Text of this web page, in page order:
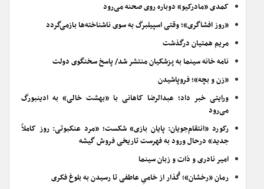
کمدی «مادرکیو» دوباره روی صحنه می‌رود
«روز افشاگری»؛ وقتی اسپیلبرگ به سوی ناشناخته‌ها بازمی‌گردد
مریم همتیان درگذشت
نامه خانه سینما به پزشکیان منتشر شد/ پاسخ سخنگوی دولت
«زن و بچه»؛ فروپاشیدن
ورایتی خبر داد؛ عبدالرضا کاهانی با «بهشت خالی» به ادینبورگ
می‌رود
رکورد «انتقام‌جویان: پایان بازی» شکست؛ «مرد عنکبوتی: روز کاملاً
جدید» درحال ورود به فهرست تاریخی فروش گیشه
امیر نادری و ذات و زبان سینما
رمان «رخشان»؛ گُذار از خامیِ عاطفی تا رسیدن به بلوغ فکری